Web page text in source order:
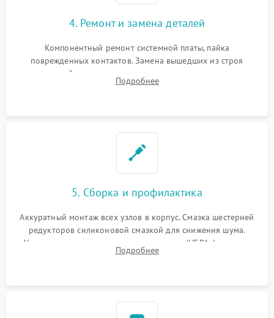
4. Ремонт и замена деталей
Компонентный ремонт системной платы, пайка
поврежденных контактов. Замена вышедших из строя
двигателей, изношенного аккумулятора, неисправного
лидара или помпы подачи воды. Восстановление шлейфов и
Подробнее
5. Сборка и профилактика
Аккуратный монтаж всех узлов в корпус. Смазка шестерней
редукторов силиконовой смазкой для снижения шума.
Установка новых расходных материалов (HEPA-фильтров,
микрофибры, щеток). Надежная фиксация разъемов и
Подробнее